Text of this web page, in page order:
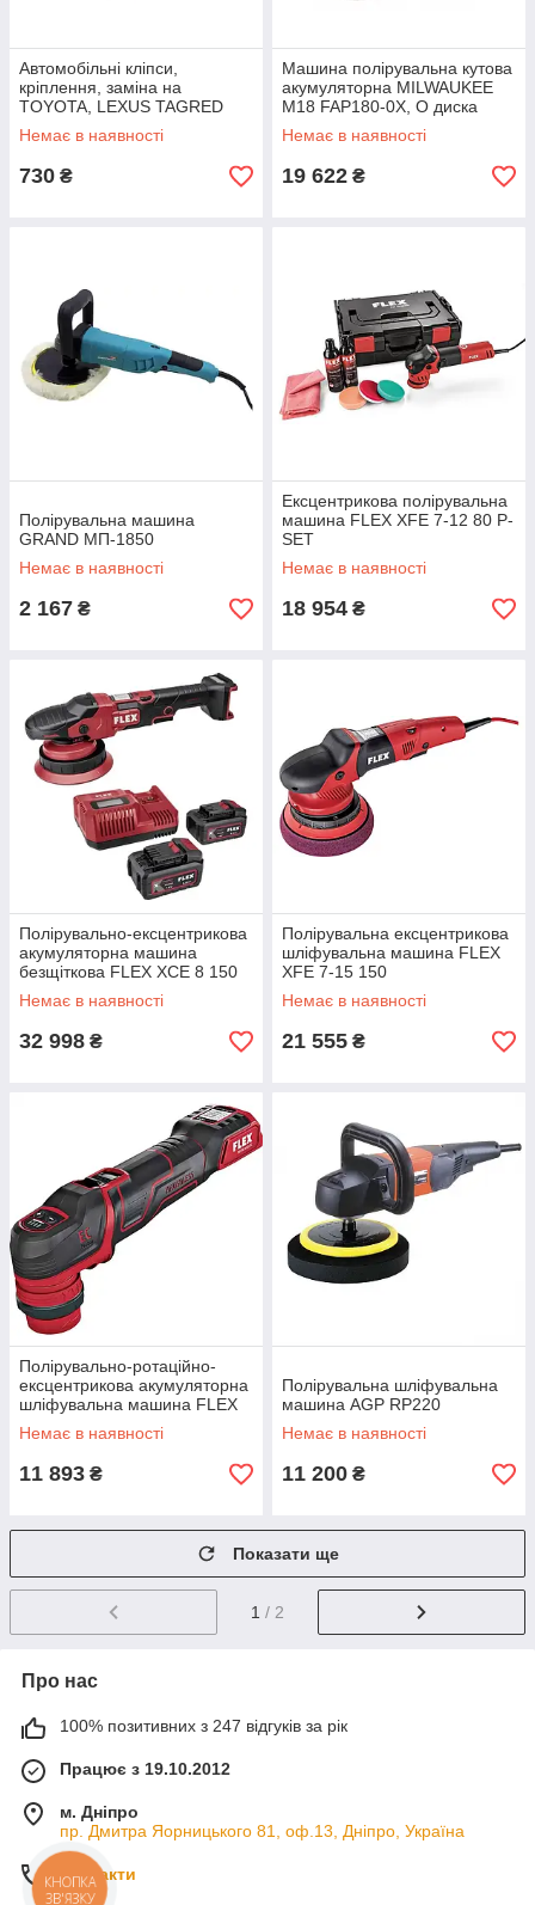
Автомобільні кліпси,
кріплення, заміна на
TOYOTA, LEXUS TAGRED
TA1139
Немає в наявності
730 ₴
Машина полірувальна кутова
акумуляторна MILWAUKEE
M18 FAP180-0X, O диска
180мм, (+ полірувальна
платформа, пилезахисний
Немає в наявності
19 622 ₴
Полірувальна машина
GRAND МП-1850
Немає в наявності
2 167 ₴
Ексцентрикова полірувальна
машина FLEX XFE 7-12 80 P-
SET
Немає в наявності
18 954 ₴
Полірувально-ексцентрикова
акумуляторна машина
безщіткова FLEX XCE 8 150
18-EC Set з ексцентриком 8
мм.
Немає в наявності
32 998 ₴
Полірувальна ексцентрикова
шліфувальна машина FLEX
XFE 7-15 150
Немає в наявності
21 555 ₴
Полірувально-ротаційно-
ексцентрикова акумуляторна
шліфувальна машина FLEX
PXE 80 12-EC без АКБ та
зарядного
Немає в наявності
11 893 ₴
Полірувальна шліфувальна
машина AGP RP220
Немає в наявності
11 200 ₴
Показати ще
1 / 2
Про нас
100% позитивних з 247 відгуків за рік
Працює з 19.10.2012
м. Дніпро
пр. Дмитра Яорницького 81, оф.13, Дніпро, Україна
Контакти
КНОПКА
ЗВ'ЯЗКУ